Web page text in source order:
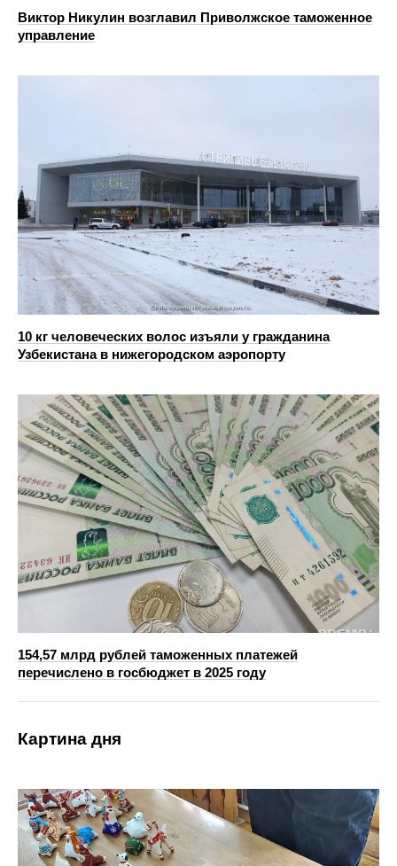
Виктор Никулин возглавил Приволжское таможенное
управление
10 кг человеческих волос изъяли у гражданина
Узбекистана в нижегородском аэропорту
154,57 млрд рублей таможенных платежей
перечислено в госбюджет в 2025 году
Картина дня